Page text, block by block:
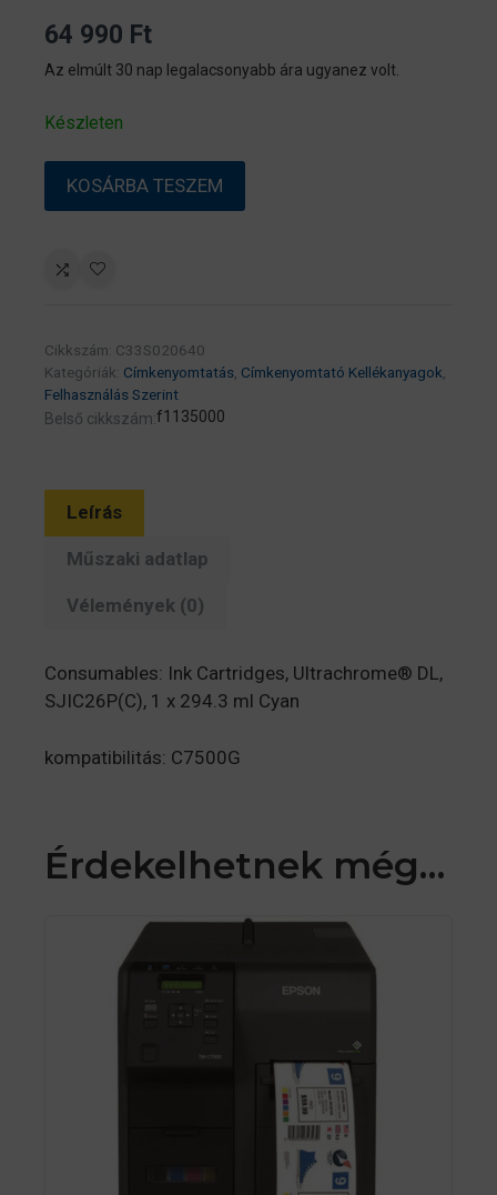
64 990 Ft
Az elmúlt 30 nap legalacsonyabb ára ugyanez volt.
Készleten
EPSON
patron
(eredeti)
C33S020640
C7500G
címkenyomtatóhoz
KOSÁRBA TESZEM
Cikkszám: C33S020640
Kategóriák: Címkenyomtatás Címkenyomtató Kellékanyagok
Felhasználás Szerint
Belső cikkszám:f1135000
Leírás
Műszaki adatlap
Vélemények (0)
Consumables: Ink Cartridges, Ultrachrome® DL,
SJIC26P(C), 1 x 294.3 ml Cyan
kompatibilitás: C7500G
Érdekelhetnek még…